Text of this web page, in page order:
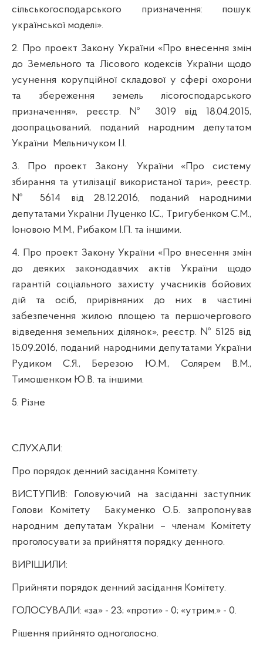
сільськогосподарського призначення: пошук
української моделі».
2. Про проект Закону України «Про внесення змін
до Земельного та Лісового кодексів України щодо
усунення корупційної складової у сфері охорони
та збереження земель лісогосподарського
призначення», реєстр. № 3019 від 18.04.2015,
доопрацьований, поданий народним депутатом
України
Мельничуком І.І.
3.
Про проект Закону України «Про систему
збирання та утилізації використаної тари», реєстр.
№ 5614 від 28.12.2016, поданий народними
депутатами України Луценко І.С., Тригубенком С.М.,
Іоновою М.М., Рибаком І.П. та іншими.
4. Про проект Закону України «Про внесення змін
до деяких законодавчих актів України щодо
гарантій соціального захисту учасників бойових
дій та осіб, прирівняних до них в частині
забезпечення жилою площею та першочергового
відведення земельних ділянок», реєстр. № 5125 від
15.09.2016, поданий народними депутатами України
Рудиком С.Я., Березою Ю.М., Солярем В.М.,
Тимошенком Ю.В. та іншими.
5. Різне
СЛУХАЛИ:
Про порядок денний засідання Комітету.
ВИСТУПИВ: Головуючий на засіданні заступник
Голови Комітету
Бакуменко О.Б. запропонував
народним депутатам України – членам Комітету
проголосувати за прийняття порядку денного.
ВИРІШИЛИ:
Прийняти порядок денний засідання Комітету.
ГОЛОСУВАЛИ: «за» - 23; «проти» - 0; «утрим.» - 0.
Рішення прийнято одноголосно.